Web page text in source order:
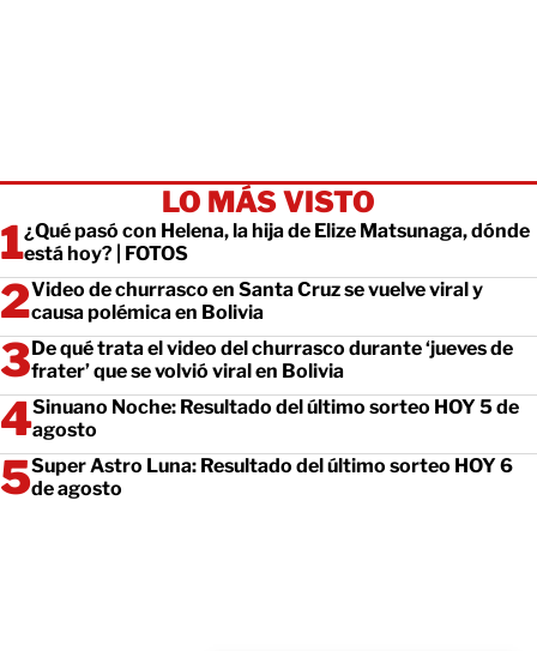
LO MÁS VISTO
¿Qué pasó con Helena, la hija de Elize Matsunaga, dónde
está hoy? | FOTOS
Video de churrasco en Santa Cruz se vuelve viral y
causa polémica en Bolivia
De qué trata el video del churrasco durante ‘jueves de
frater’ que se volvió viral en Bolivia
Sinuano Noche: Resultado del último sorteo HOY 5 de
agosto
Super Astro Luna: Resultado del último sorteo HOY 6
de agosto